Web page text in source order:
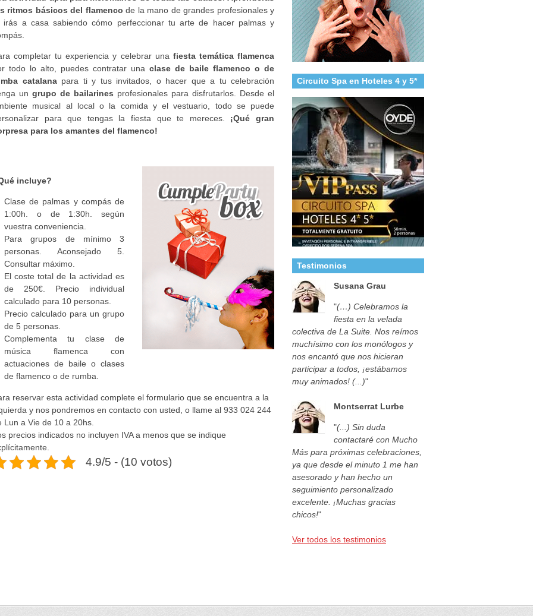
ritmos básicos del flamenco de la mano de grandes profesionales y
irás a casa sabiendo cómo perfeccionar tu arte de hacer palmas y
completar tu experiencia y celebrar una fiesta temática flamenca
todo lo alto, puedes contratar una clase de baile flamenco o de
catalanapara ti y tus invitados, o hacer que a tu celebración
un grupo de bailarines profesionales para disfrutarlos. Desde el
musical al local o la comida y el vestuario, todo se puede
para que tengas la fiesta que te mereces. ¡Qué gran
para los amantes del flamenco!
incluye?
Clase de palmas y compás de
1:00h. o de 1:30h. según
vuestra conveniencia.
Para grupos de mínimo 3
personas. Aconsejado 5.
Consultar máximo.
El coste total de la actividad es
de 250€. Precio individual
calculado para 10 personas.
Precio calculado para un grupo
de 5 personas.
Complementa tu clase de
música flamenca con
actuaciones de baile o clases
de flamenco o de rumba.
reservar esta actividad complete el formulario que se encuentra a la
y nos pondremos en contacto con usted, o llame al 933 024 244
Lun a Vie de 10 a 20hs.
precios indicados no incluyen IVA a menos que se indique
4.9/5 - (10 votos)
Circuito Spa en Hoteles 4 y 5*
Testimonios
Susana Grau
"(…) Celebramos la
fiesta en la velada
colectiva de La Suite. Nos reímos
muchísimo con los monólogos y
nos encantó que nos hicieran
participar a todos, ¡estábamos
muy animados! (...)"
Montserrat Lurbe
"(...) Sin duda
contactaré con Mucho
Más para próximas celebraciones,
ya que desde el minuto 1 me han
asesorado y han hecho un
seguimiento personalizado
excelente. ¡Muchas gracias
chicos!"
Ver todos los testimonios